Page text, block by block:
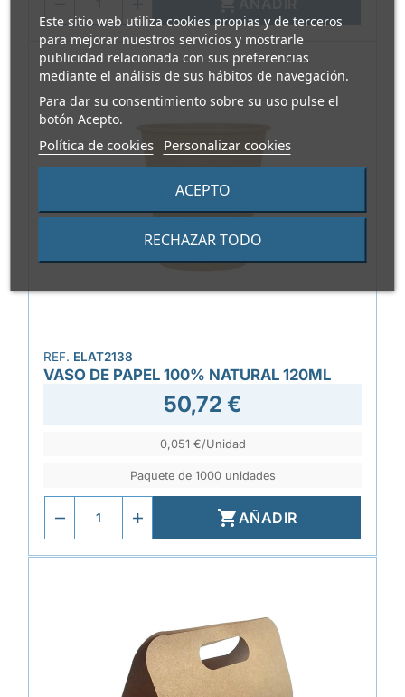
Este sitio web utiliza cookies propias y de terceros
para mejorar nuestros servicios y mostrarle
publicidad relacionada con sus preferencias
mediante el análisis de sus hábitos de navegación.
Para dar su consentimiento sobre su uso pulse el
botón Acepto.
Política de cookies Personalizar cookies
RECHAZAR TODO
ACEPTO
REF. ELAT2138
VASO DE PAPEL 100% NATURAL 120ML
50,72 €
0,051 €/Unidad
Paquete de 1000 unidades
AÑADIR